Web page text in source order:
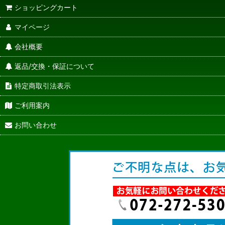
ショッピングカート
マイページ
会社概要
返品/交換・保証について
特定商取引法表示
ご利用案内
お問い合わせ